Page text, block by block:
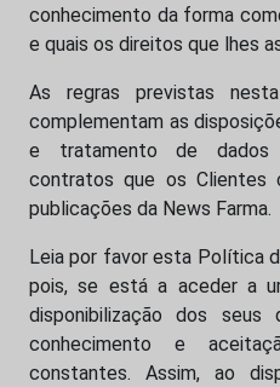
conhecimento da forma
e quais os direitos que lhes
As regras previstas
complementam as
e tratamento de dados
contratos que os Clientes
publicações da News Farma.
Leia por favor esta Política
pois, se está a aceder a
disponibilização dos seus
conhecimento e
constantes. Assim, ao